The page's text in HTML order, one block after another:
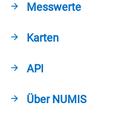
Messwerte
Karten
API
Über NUMIS